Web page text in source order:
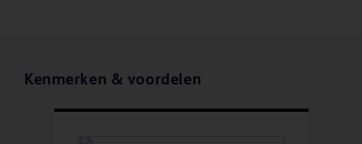
Kenmerken & voordelen